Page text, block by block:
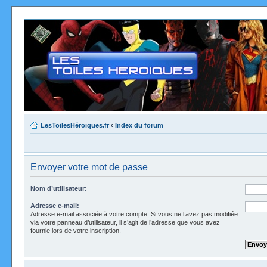
LesToilesHéroïques.fr ‹ Index du forum
Envoyer votre mot de passe
Nom d’utilisateur:
Adresse e-mail:
Adresse e-mail associée à votre compte. Si vous ne l’avez pas modifiée
via votre panneau d’utilisateur, il s’agit de l’adresse que vous avez
fournie lors de votre inscription.